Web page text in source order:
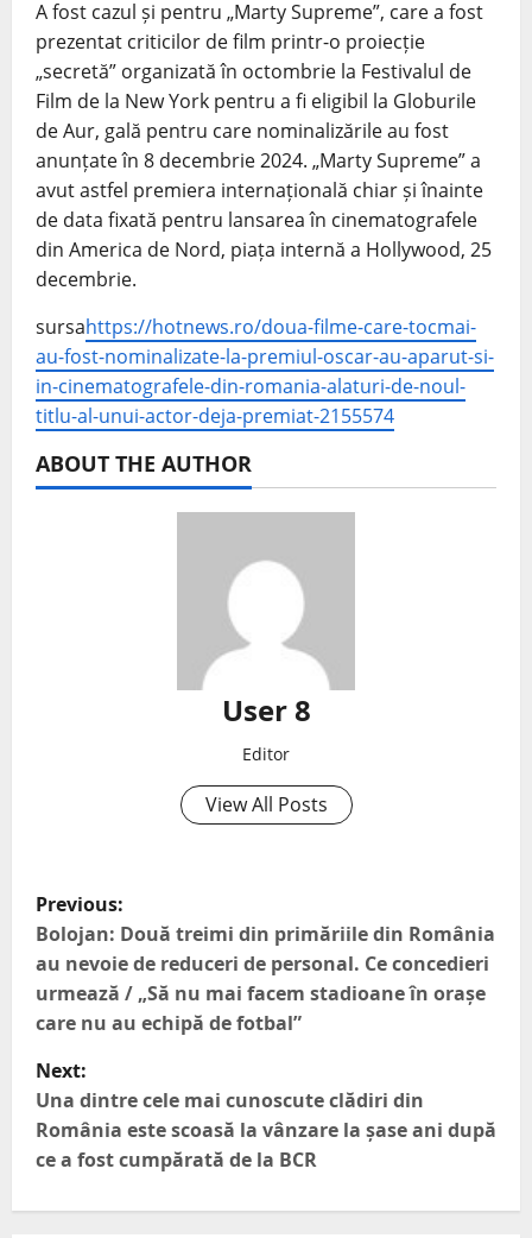
A fost cazul și pentru „Marty Supreme”, care a fost
prezentat criticilor de film printr-o proiecție
„secretă” organizată în octombrie la Festivalul de
Film de la New York pentru a fi eligibil la Globurile
de Aur, gală pentru care nominalizările au fost
anunțate în 8 decembrie 2024. „Marty Supreme” a
avut astfel premiera internațională chiar și înainte
de data fixată pentru lansarea în cinematografele
din America de Nord, piața internă a Hollywood, 25
decembrie.
sursahttps://hotnews.ro/doua-filme-care-tocmai-
au-fost-nominalizate-la-premiul-oscar-au-aparut-si-
in-cinematografele-din-romania-alaturi-de-noul-
titlu-al-unui-actor-deja-premiat-2155574
ABOUT THE AUTHOR
User 8
Editor
View All Posts
Previous:
Bolojan: Două treimi din primăriile din România
au nevoie de reduceri de personal. Ce concedieri
urmează / „Să nu mai facem stadioane în orașe
care nu au echipă de fotbal”
Next:
Una dintre cele mai cunoscute clădiri din
România este scoasă la vânzare la șase ani după
ce a fost cumpărată de la BCR